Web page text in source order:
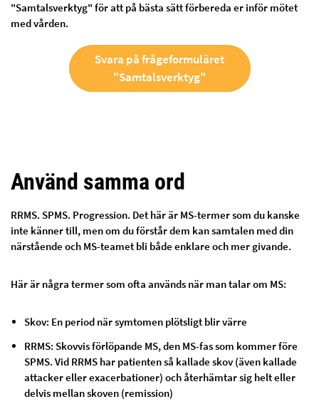
"Samtalsverktyg" för att på bästa sätt förbereda er inför mötet
med vården.
Svara på frågeformuläret
"Samtalsverktyg"
Använd samma ord
RRMS. SPMS. Progression. Det här är MS-termer som du kanske
inte känner till, men om du förstår dem kan samtalen med din
närstående och MS-teamet bli både enklare och mer givande.
Här är några termer som ofta används när man talar om MS:
Skov: En period när symtomen plötsligt blir värre
RRMS: Skovvis förlöpande MS, den MS-fas som kommer före
SPMS. Vid RRMS har patienten så kallade skov (även kallade
attacker eller exacerbationer) och återhämtar sig helt eller
delvis mellan skoven (remission)